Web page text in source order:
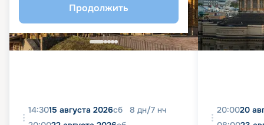
Продолжить
14:3015 августа 2026сб 8 дн/7 нч
20:0020